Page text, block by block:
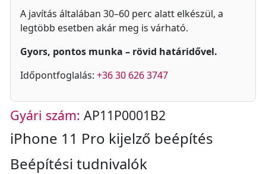
A javítás általában 30–60 perc alatt elkészül, a
legtöbb esetben akár meg is várható.
Gyors, pontos munka – rövid határidővel.
Időpontfoglalás: +36 30 626 3747
Gyári szám: AP11P0001B2
iPhone 11 Pro kijelző beépítés
Beépítési tudnivalók